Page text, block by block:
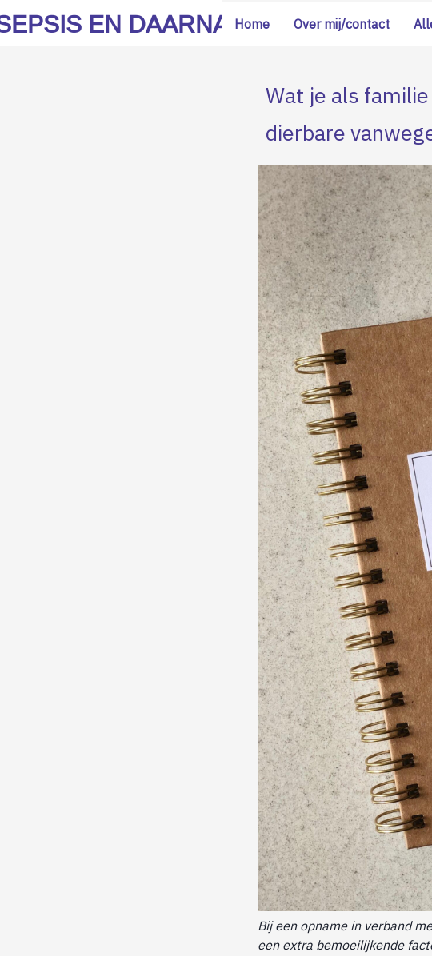
Wat je als
dierbare
Bij een opname in verband
een extra bemoeilijkende
EN DAARNA Home Over mij/contact